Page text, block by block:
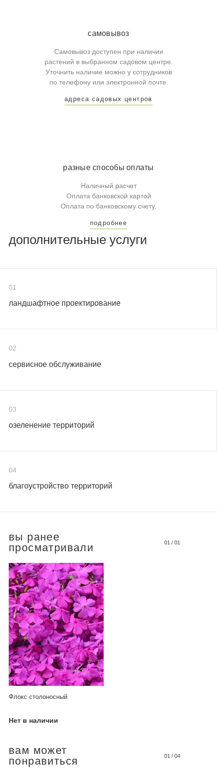
самовывоз
Самовывоз доступен при наличии
растений в выбранном садовом центре.
Уточнить наличие можно у сотрудников
по телефону или электронной почте.
адреса садовых центров
разные способы оплаты
Наличный расчет
Оплата банковской картой
Оплата по банковскому счету.
подробнее
дополнительные услуги
01
ландшафтное проектирование
02
сервисное обслуживание
03
озеленение территорий
04
благоустройство территорий
вы ранее
просматривали
01 / 01
Флокс столоносный
Нет в наличии
вам может
понравиться
01 / 04